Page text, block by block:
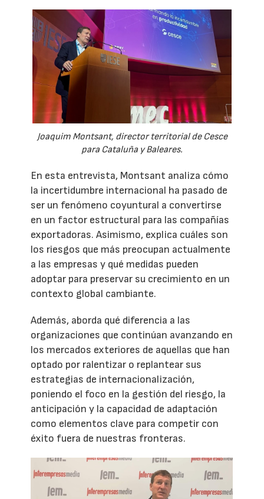
Joaquim Montsant, director territorial de Cesce
para Cataluña y Baleares.
En esta entrevista, Montsant analiza cómo
la incertidumbre internacional ha pasado de
ser un fenómeno coyuntural a convertirse
en un factor estructural para las compañías
exportadoras. Asimismo, explica cuáles son
los riesgos que más preocupan actualmente
a las empresas y qué medidas pueden
adoptar para preservar su crecimiento en un
contexto global cambiante.
Además, aborda qué diferencia a las
organizaciones que continúan avanzando en
los mercados exteriores de aquellas que han
optado por ralentizar o replantear sus
estrategias de internacionalización,
poniendo el foco en la gestión del riesgo, la
anticipación y la capacidad de adaptación
como elementos clave para competir con
éxito fuera de nuestras fronteras.